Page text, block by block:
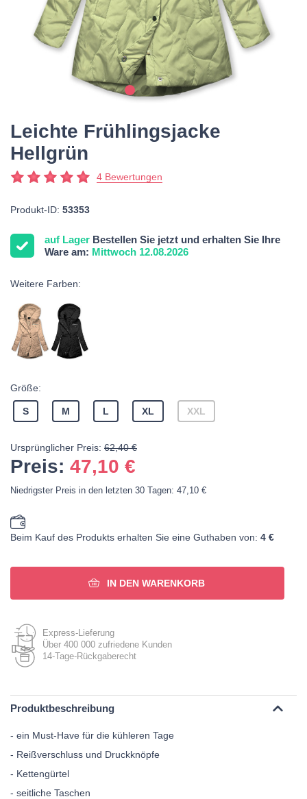
Leichte Frühlingsjacke
Hellgrün
4 Bewertungen
Produkt-ID: 53353
auf Lager Bestellen Sie jetzt und erhalten Sie Ihre
Ware am: Mittwoch 12.08.2026
Weitere Farben:
Größe:
S M L XL XXL
Ursprünglicher Preis: 62,40 €
Preis: 47,10 €
Niedrigster Preis in den letzten 30 Tagen: 47,10 €
Beim Kauf des Produkts erhalten Sie eine Guthaben von: 4 €
IN DEN WARENKORB
Express-Lieferung
Über 400 000 zufriedene Kunden
14-Tage-Rückgaberecht
Produktbeschreibung
- ein Must-Have für die kühleren Tage
- Reißverschluss und Druckknöpfe
- Kettengürtel
- seitliche Taschen